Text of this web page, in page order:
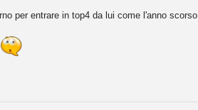
per entrare in top4 da lui come l'anno scorso